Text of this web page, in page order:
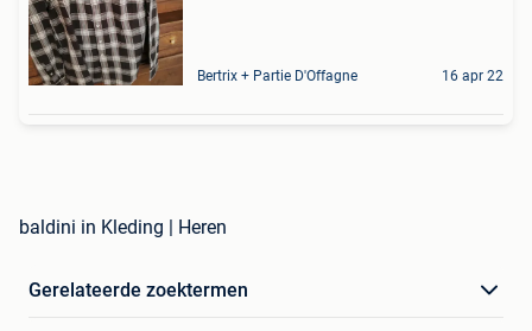
Bertrix + Partie D'Offagne 16 apr 22
baldini in Kleding | Heren
Gerelateerde zoektermen